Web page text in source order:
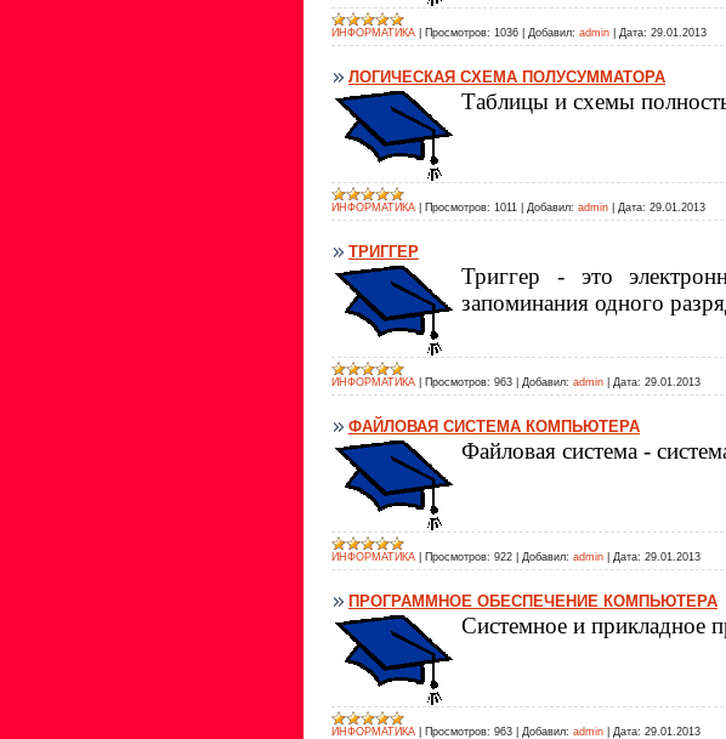
ИНФОРМАТИКА Просмотров: 1036 Добавил: admin Дата: 29.01.2013
ЛОГИЧЕСКАЯ СХЕМА ПОЛУСУММАТОРА
Таблицы и схемы
ИНФОРМАТИКА Просмотров: 1011 Добавил: admin Дата: 29.01.2013
ТРИГГЕР
Триггер - это
запоминания одного
ИНФОРМАТИКА Просмотров: 963 Добавил: admin Дата: 29.01.2013
ФАЙЛОВАЯ СИСТЕМА КОМПЬЮТЕРА
Файловая система -
ИНФОРМАТИКА Просмотров: 922 Добавил: admin Дата: 29.01.2013
ПРОГРАММНОЕ ОБЕСПЕЧЕНИЕ КОМПЬЮТЕРА
Системное и прикладное
ИНФОРМАТИКА Просмотров: 963 Добавил: admin Дата: 29.01.2013